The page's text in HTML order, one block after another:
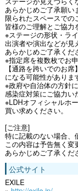
あらかじめご了承願い
限られたスペースでの
皆様のご理解とご協力
※ステージの形状・ラ
出演者や演出などが見
あらかじめご了承くだ
※指定席を複数枚でお
【通路を跨いでのお
になる可能性がありま
※政府や自治体の方針に
感染症対策にご協力い
※LDHオフィシャルホ
買い求めください。
[ご注意]
特に記載のない場合、
この内容は予告無く変
あらかじめご了承くだ
公式サイト
EXILE